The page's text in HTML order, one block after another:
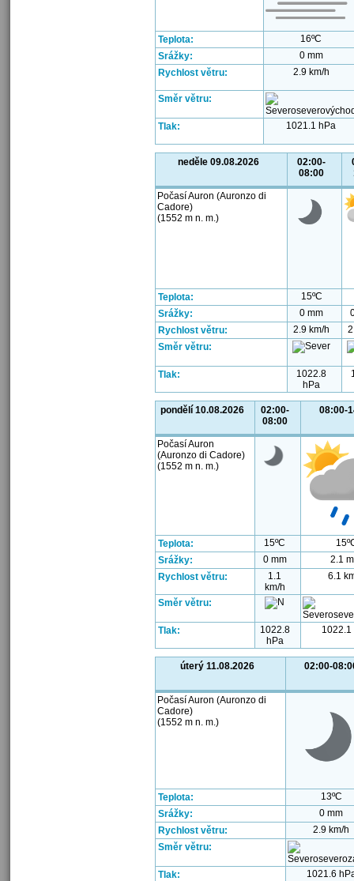
Teplota:
16ºC
Srážky:
0 mm
Rychlost větru:
2.9 km/h
Směr větru:
Tlak: 1021.1 hPa
neděle 09.08.2026
02:00-
08:00
Počasí Auron (Auronzo di
Cadore)
(1552 m n. m.)
Teplota:
15ºC
Srážky:
0 mm
Rychlost větru:
2.9 km/h
Směr větru:
Tlak:
1022.8
hPa
pondělí 10.08.2026
02:00-
08:00
08:00-
Počasí Auron
(Auronzo di Cadore)
(1552 m n. m.)
Teplota: 15ºC
Srážky:
0 mm
2.1
Rychlost větru:
1.1
km/h
6.1
Směr větru:
Tlak:
1022.8
hPa
1022.1
úterý 11.08.2026 02:00-
Počasí Auron (Auronzo di
Cadore)
(1552 m n. m.)
Teplota:
13ºC
Srážky:
0 mm
Rychlost větru:
2.9 km/h
Směr větru:
Tlak: 1021.6